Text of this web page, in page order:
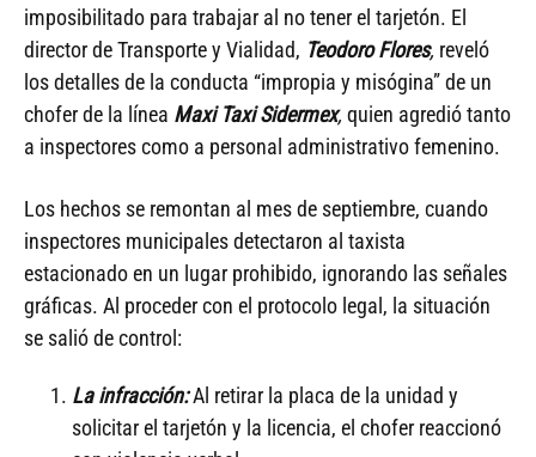
imposibilitado para trabajar al no tener el tarjetón. El
director de Transporte y Vialidad, Teodoro Flores, reveló
los detalles de la conducta “impropia y misógina” de un
chofer de la línea Maxi Taxi Sidermex, quien agredió tanto
a inspectores como a personal administrativo femenino.
Los hechos se remontan al mes de septiembre, cuando
inspectores municipales detectaron al taxista
estacionado en un lugar prohibido, ignorando las señales
gráficas. Al proceder con el protocolo legal, la situación
se salió de control:
La infracción:Al retirar la placa de la unidad y
solicitar el tarjetón y la licencia, el chofer reaccionó